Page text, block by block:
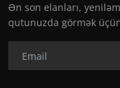
Ən son elanları,
qutunuzda görmək